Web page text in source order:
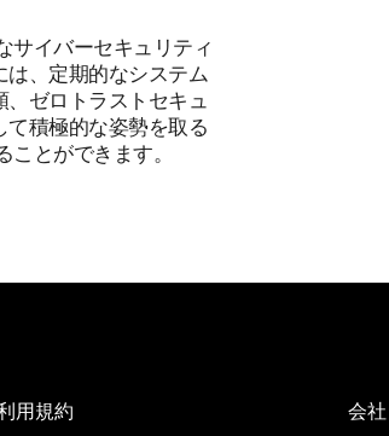
サイバーセキュリティ
、定期的なシステム
ゼロトラストセキュ
積極的な姿勢を取る
とができます。
用規約 会社